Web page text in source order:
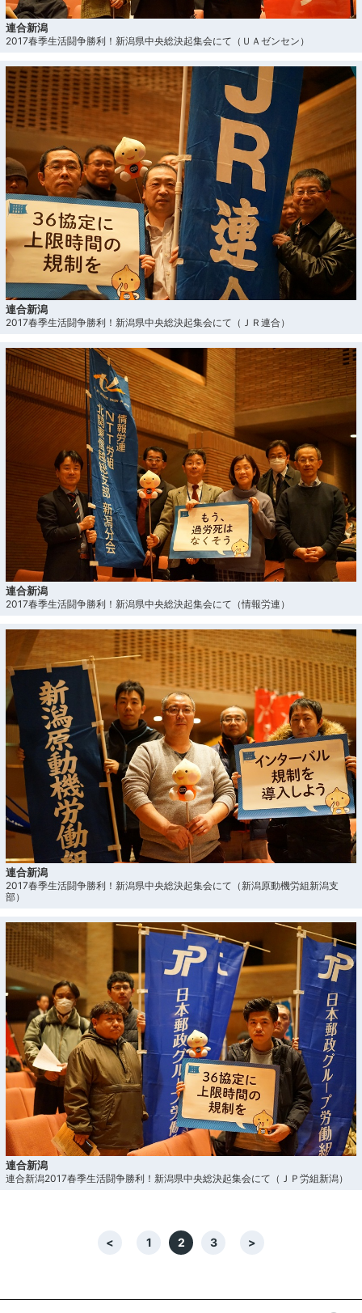
連合新潟
2017春季生活闘争勝利！新潟県中央総決起集会にて（ＵＡゼンセン）
連合新潟
2017春季生活闘争勝利！新潟県中央総決起集会にて（ＪＲ連合）
連合新潟
2017春季生活闘争勝利！新潟県中央総決起集会にて（情報労連）
連合新潟
2017春季生活闘争勝利！新潟県中央総決起集会にて（新潟原動機労組新潟支
部）
連合新潟
連合新潟2017春季生活闘争勝利！新潟県中央総決起集会にて（ＪＰ労組新潟）
< 1 2 3 >